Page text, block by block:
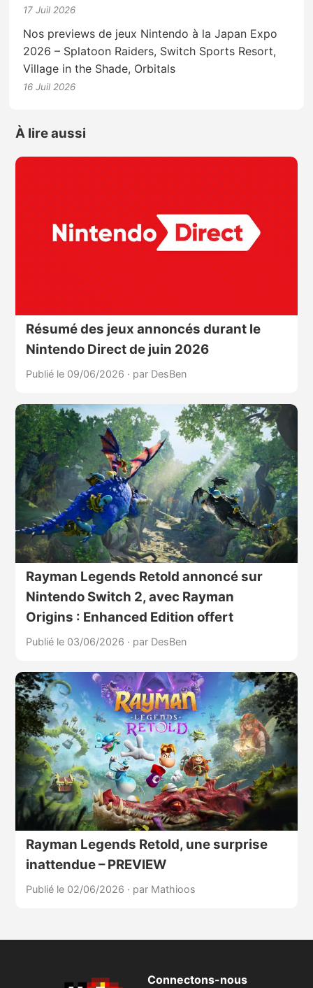
17 Juil 2026
Nos previews de jeux Nintendo à la Japan Expo
2026 – Splatoon Raiders, Switch Sports Resort,
Village in the Shade, Orbitals
16 Juil 2026
À lire aussi
Résumé des jeux annoncés durant le
Nintendo Direct de juin 2026
Publié le 09/06/2026 · par DesBen
Rayman Legends Retold annoncé sur
Nintendo Switch 2, avec Rayman
Origins : Enhanced Edition offert
Publié le 03/06/2026 · par DesBen
Rayman Legends Retold, une surprise
inattendue – PREVIEW
Publié le 02/06/2026 · par Mathioos
Connectons-nous